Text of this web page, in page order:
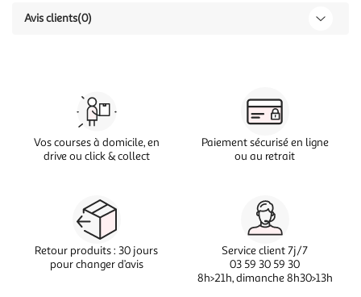
Avis clients(0)
Vos courses à domicile, en
drive ou click & collect
Paiement sécurisé en ligne
ou au retrait
Retour produits : 30 jours
pour changer d’avis
Service client 7j/7
03 59 30 59 30
8h>21h, dimanche 8h30>13h